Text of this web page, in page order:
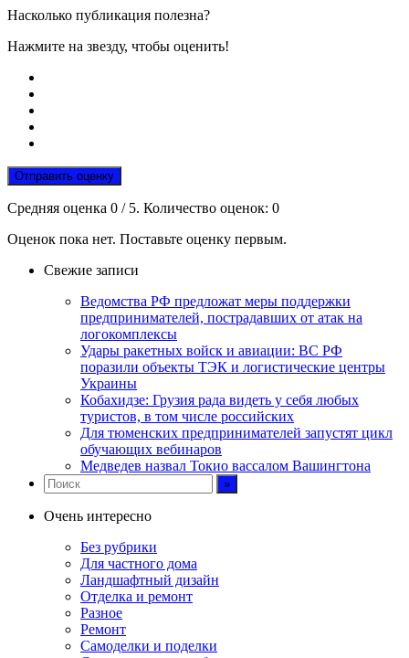
Насколько публикация полезна?
Нажмите на звезду, чтобы оценить!
Отправить оценку
Средняя оценка 0 / 5. Количество оценок: 0
Оценок пока нет. Поставьте оценку первым.
Свежие записи
Ведомства РФ предложат меры поддержки
предпринимателей, пострадавших от атак на
логокомплексы
Удары ракетных войск и авиации: ВС РФ
поразили объекты ТЭК и логистические центры
Украины
Кобахидзе: Грузия рада видеть у себя любых
туристов, в том числе российских
Для тюменских предпринимателей запустят цикл
обучающих вебинаров
Медведев назвал Токио вассалом Вашингтона
Очень интересно
Без рубрики
Для частного дома
Ландшафтный дизайн
Отделка и ремонт
Разное
Ремонт
Самоделки и поделки